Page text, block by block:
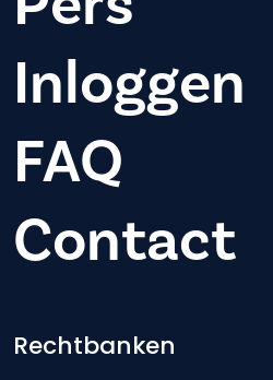
Inloggen
FAQ
Contact
Footer-menu
Rechtbanken